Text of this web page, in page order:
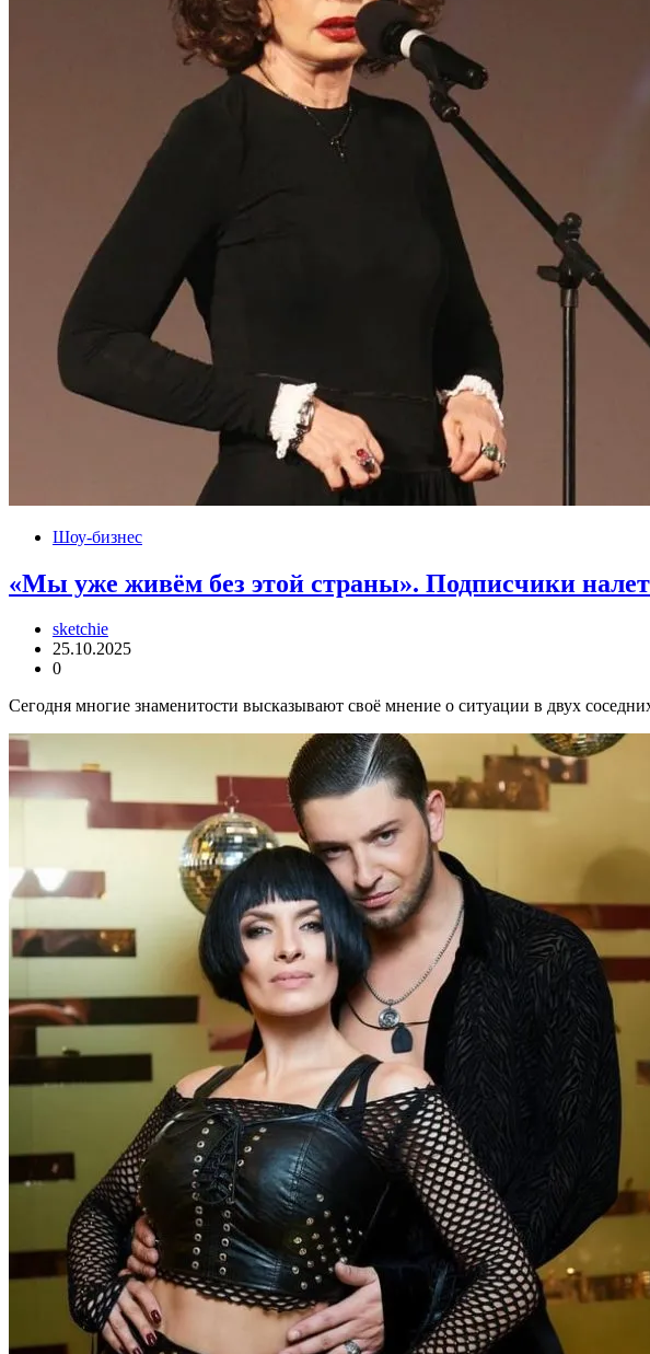
Шоу-бизнес
«Мы уже живём без этой страны». Подписчики
sketchie
25.10.2025
0
Сегодня многие знаменитости высказывают своё мнение о ситуации в двух